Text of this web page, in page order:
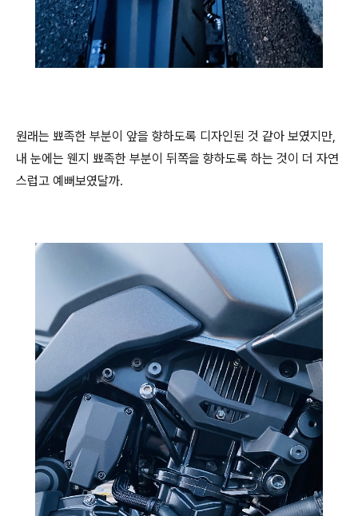
원래는 뾰족한 부분이 앞을 향하도록 디자인된 것 같아 보였지만,
내 눈에는 웬지 뾰족한 부분이 뒤쪽을 향하도록 하는 것이 더 자연
스럽고 예뻐보였달까.